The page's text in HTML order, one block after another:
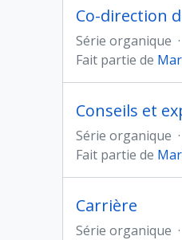
Co-direction
Série organique ·
Fait partie de
Conseils et
Série organique ·
Fait partie de
Carrière
Série organique ·